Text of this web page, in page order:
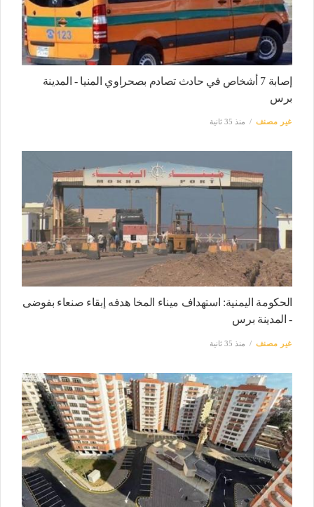
إصابة 7 أشخاص في حادث تصادم بصحراوي المنيا - المدينة
برس
غير مصنف منذ 35 ثانية
الحكومة اليمنية: استهداف ميناء المخا هدفه إبقاء صنعاء بفوضى
- المدينة برس
غير مصنف منذ 35 ثانية